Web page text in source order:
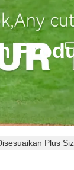
Plus